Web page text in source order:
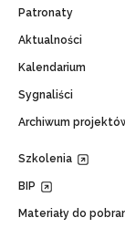
Patronaty
Aktualności
Kalendarium
Sygnaliści
Archiwum
Szkolenia
BIP
Materiały do
celach